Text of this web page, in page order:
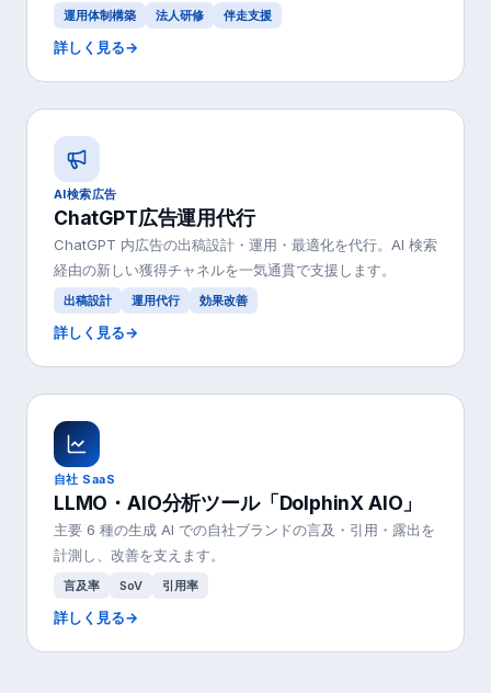
運用体制構築 法人研修 伴走支援
詳しく見る→
AI検索広告
ChatGPT広告運用代行
ChatGPT 内広告の出稿設計・運用・最適化を代行。AI 検索
経由の新しい獲得チャネルを一気通貫で支援します。
出稿設計 運用代行 効果改善
詳しく見る→
自社 SaaS
LLMO・AIO分析ツール「DolphinX AIO」
主要 6 種の生成 AI での自社ブランドの言及・引用・露出を
計測し、改善を支えます。
言及率 SoV 引用率
詳しく見る→